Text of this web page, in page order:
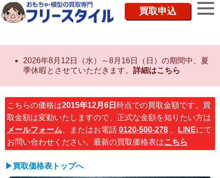
買取申込
2026年8月12日（水）～8月16日（日）の期間中、夏
季休暇とさせていただきます。 詳細はこちら
こちらの価格は2015年12月6日 時点での買取金額です。買
取金額は変動いたしますので、正式な金額を知りたい方は
メールフォーム 、またはお電話 0120-500-278 LINEにて
お問い合わせください。最新の買取価格表はこちら
▶買取価格表トップへ